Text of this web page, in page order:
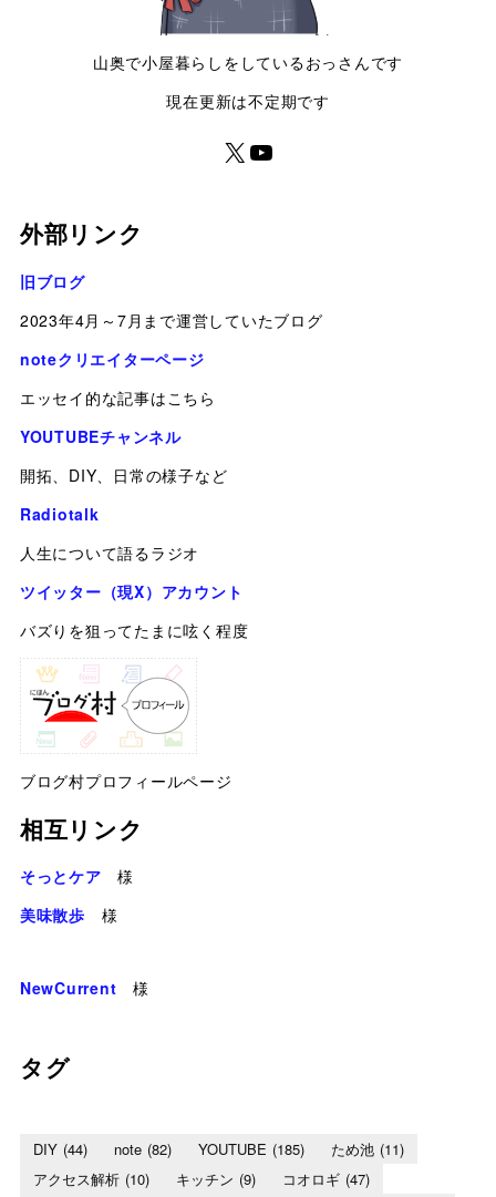
山奥で小屋暮らしをしているおっさんです
現在更新は不定期です
外部リンク
旧ブログ
2023年4月～7月まで運営していたブログ
noteクリエイターページ
エッセイ的な記事はこちら
YOUTUBEチャンネル
開拓、DIY、日常の様子など
Radiotalk
人生について語るラジオ
ツイッター（現X）アカウント
バズりを狙ってたまに呟く程度
ブログ村プロフィールページ
相互リンク
そっとケア 様
美味散歩 様
NewCurrent 様
タグ
DIY (44) note (82) YOUTUBE (185) ため池 (11)
アクセス解析 (10) キッチン (9) コオロギ (47)